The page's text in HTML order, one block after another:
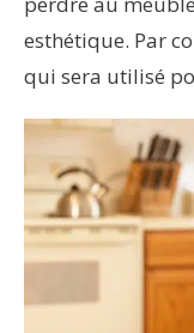
esthétique. Par
qui sera utilisé